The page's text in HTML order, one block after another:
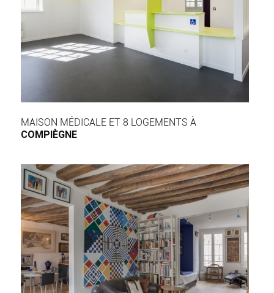
MAISON MÉDICALE ET 8 LOGEMENTS À
COMPIÈGNE